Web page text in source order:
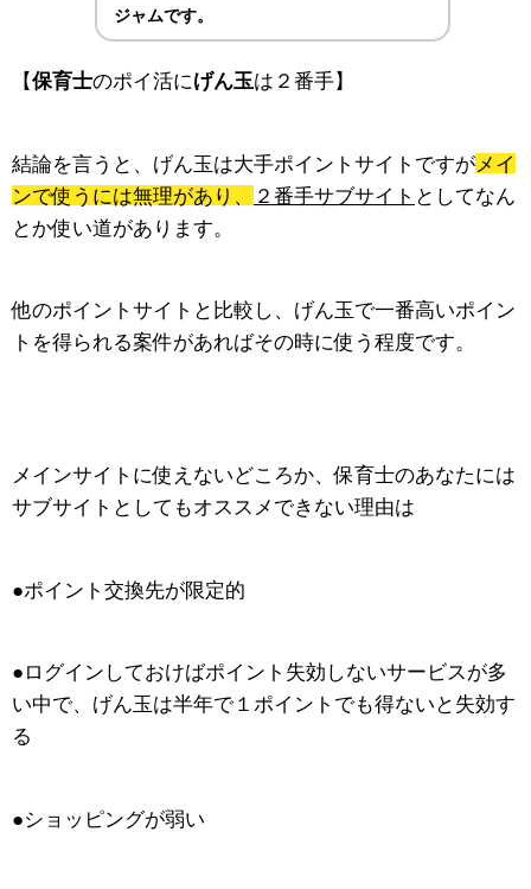
ジャムです。
【保育士のポイ活にげん玉は２番手】
結論を言うと、げん玉は大手ポイントサイトですが メイ
ンで使うには無理があり、
２番手サブサイト としてなん
とか使い道があります。
他のポイントサイトと比較し、げん玉で一番高いポイン
トを得られる案件があればその時に使う程度です。
メインサイトに使えないどころか、保育士のあなたには
サブサイトとしてもオススメできない理由は
●ポイント交換先が限定的
●ログインしておけばポイント失効しないサービスが多
い中で、げん玉は半年で１ポイントでも得ないと失効す
る
●ショッピングが弱い